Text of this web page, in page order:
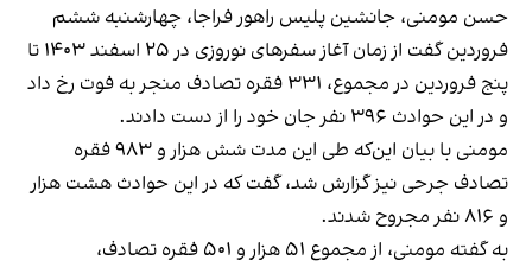
حسن مومنی، جانشین پلیس راهور فراجا، چهارشنبه ششم
فروردین گفت از زمان آغاز سفرهای نوروزی در ۲۵ اسفند ۱۴۰۳ تا
پنج فروردین در مجموع، ۳۳۱ فقره تصادف منجر به فوت رخ داد
و در این حوادث ۳۹۶ نفر جان خود را از دست دادند.
مومنی با بیان این‌که طی این مدت شش هزار و ۹۸۳ فقره
تصادف جرحی نیز گزارش شد، گفت که در این حوادث هشت هزار
و ۸۱۶ نفر مجروح شدند.
به گفته مومنی، از مجموع ۵۱ هزار و ۵۰۱ فقره تصادف،